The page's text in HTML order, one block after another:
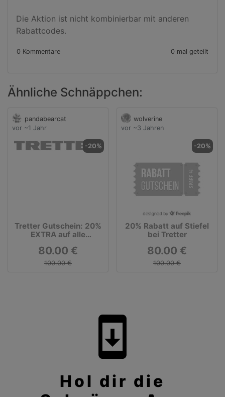
Die Aktion ist nicht kombinierbar mit anderen
Rabattcodes.
0 Kommentare 0 mal geteilt
Ähnliche Schnäppchen:
pandabearcat
vor ~1 Jahr
-20%
Tretter Gutschein: 20%
EXTRA auf alle
80.00 €
100.00 €
wolverine
vor ~3 Jahren
-20%
20% Rabatt auf Stiefel
bei Tretter
80.00 €
100.00 €
system_update
Hol dir die